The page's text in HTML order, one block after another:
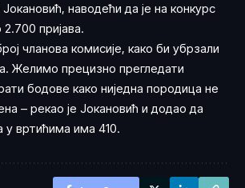
наводећи да је на конкурс
пријава.
чланова комисије, како би убрзали
Желимо прецизно прегледати
бодове како ниједна породица не
– рекао је Јокановић и додао да
у вртићима има 410.